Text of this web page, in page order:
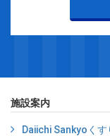
施設案内
Daiichi Sankyoく